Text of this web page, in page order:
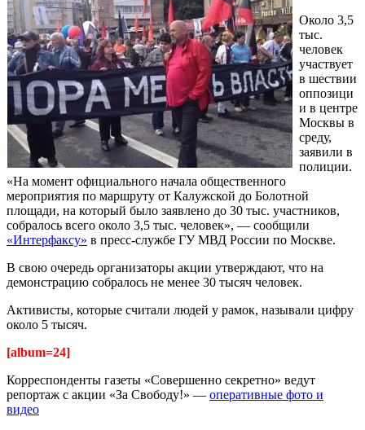
Около 3,5
тыс.
человек
участвует
в шествии
оппозици
и в центре
Москвы в
среду,
заявили в
полиции.
«На момент официального начала общественного
мероприятия по маршруту от Калужской до Болотной
площади, на который было заявлено до 30 тыс. участников,
собралось всего около 3,5 тыс. человек», — сообщили
«Интерфаксу» в пресс-службе ГУ МВД России по Москве.
В свою очередь организаторы акции утверждают, что на
демонстрацию собралось не менее 30 тысяч человек.
Активисты, которые считали людей у рамок, называли цифру
около 5 тысяч.
[album=24]
Корреспонденты газеты «Совершенно секретно» ведут
репортаж с акции «За Свободу!» — оперативные фото и
видео